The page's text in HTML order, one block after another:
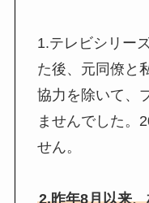
1.テレビシリー
た後、元同僚と
協力を除いて、
ませんでした。
せん。
2.昨年8月以来